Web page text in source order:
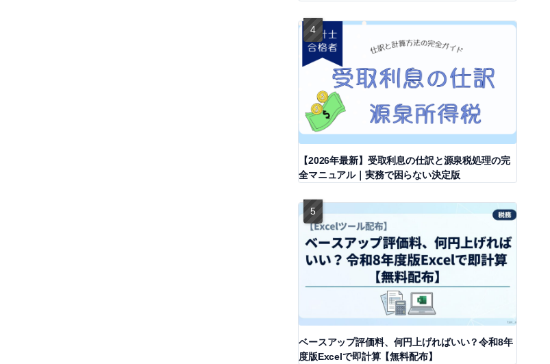
【2026年最新】受取利息の仕訳と源泉税処理の完
全マニュアル｜実務で困らない決定版
ベースアップ評価料、何円上げればいい？令和8年
度版Excelで即計算【無料配布】